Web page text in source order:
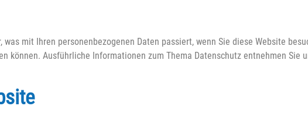
mit Ihren personenbezogenen Daten passiert, wenn Sie diese Website
können. Ausführliche Informationen zum Thema Datenschutz entnehmen Sie